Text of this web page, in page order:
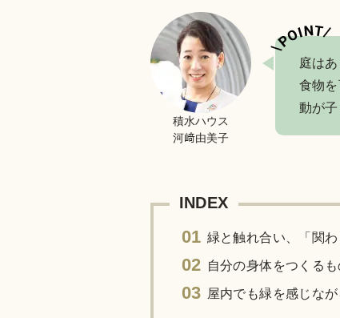
積水ハウス
河﨑由美子
庭は
食物
動が
INDEX
01 緑と触れ合い、「関
02 自分の身体をつくる
03 屋内でも緑を感じな